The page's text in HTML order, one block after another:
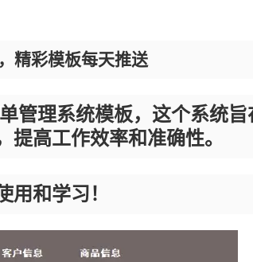
精彩模板每天推送
管理系统模板，这个系统旨
高工作效率和准确性。
和学习！